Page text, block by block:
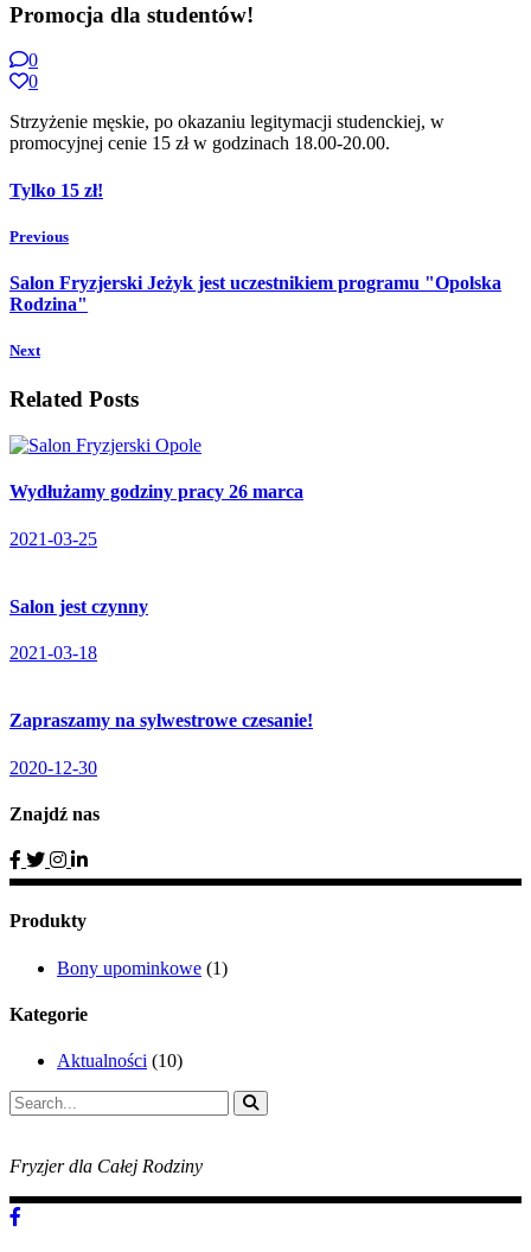
Promocja dla studentów!
0
0
Strzyżenie męskie, po okazaniu legitymacji studenckiej, w
promocyjnej cenie 15 zł w godzinach 18.00-20.00.
Tylko 15 zł!
Previous
Salon Fryzjerski Jeżyk jest uczestnikiem programu "Opolska
Rodzina"
Next
Related Posts
Wydłużamy godziny pracy 26 marca
2021-03-25
Salon jest czynny
2021-03-18
Zapraszamy na sylwestrowe czesanie!
2020-12-30
Znajdź nas
Produkty
Bony upominkowe (1)
Kategorie
Aktualności (10)
Search
for:
Fryzjer dla Całej Rodziny